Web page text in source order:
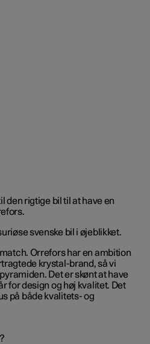
den rigtige bil til at have en
svenske bil i øjeblikket.
Orrefors har en ambition
krystal-brand, så vi
Det er skønt at have
for design og høj kvalitet. Det
på både kvalitets- og